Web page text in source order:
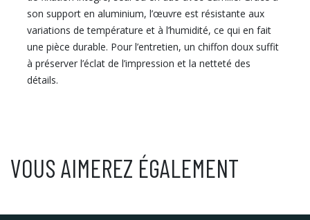
son support en aluminium, l’œuvre est résistante aux
variations de température et à l’humidité, ce qui en fait
une pièce durable. Pour l’entretien, un chiffon doux suffit
à préserver l’éclat de l’impression et la netteté des
détails.
VOUS AIMEREZ ÉGALEMENT